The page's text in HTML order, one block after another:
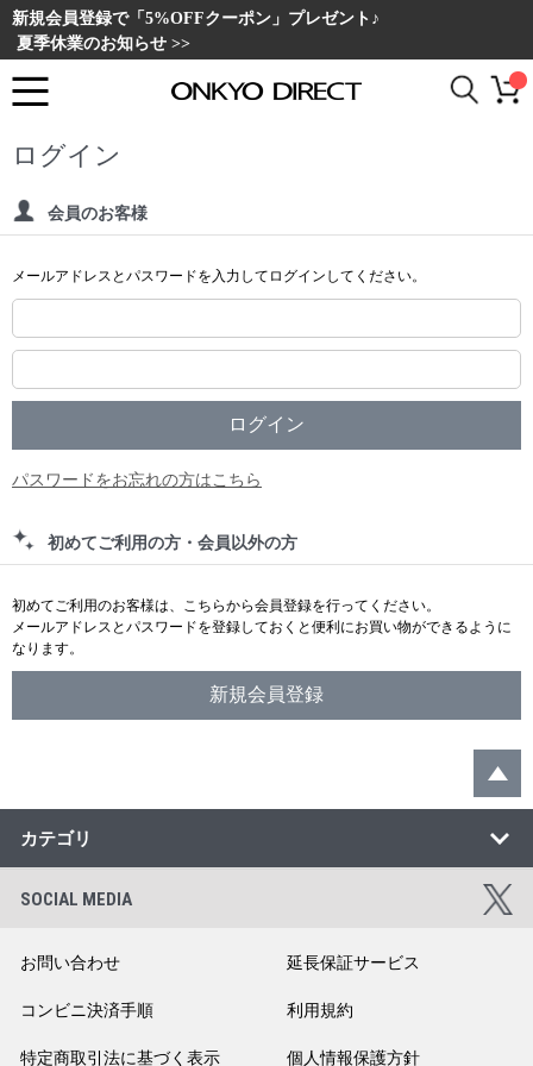
新規会員登録で「5%OFFクーポン」プレゼント♪
夏季休業のお知らせ >>
ログイン
会員のお客様
メールアドレスとパスワードを入力してログインしてください。
パスワードをお忘れの方はこちら
初めてご利用の方・会員以外の方
初めてご利用のお客様は、こちらから会員登録を行ってください。
メールアドレスとパスワードを登録しておくと便利にお買い物ができるように
なります。
カテゴリ
SOCIAL MEDIA
お問い合わせ 延長保証サービス
コンビニ決済手順 利用規約
特定商取引法に基づく表示 個人情報保護方針